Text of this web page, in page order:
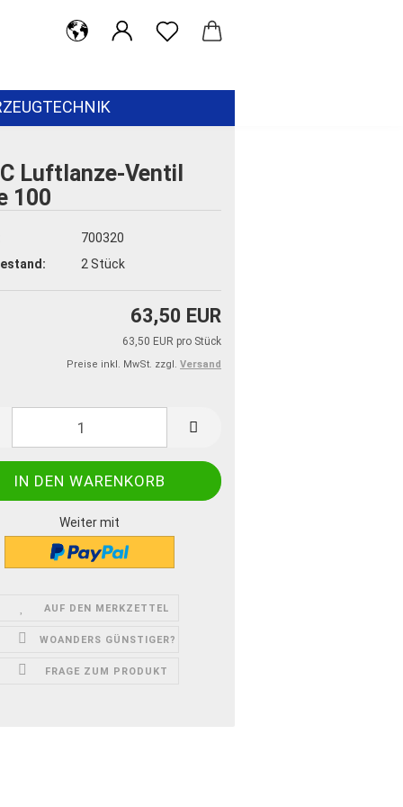
Luftlanze-Ventil
100
700320
2 Stück
63,50 EUR
63,50 EUR pro Stück
Preise inkl. MwSt. zzgl. Versand
Weiter mit
AUF DEN MERKZETTEL
WOANDERS GÜNSTIGER?
FRAGE ZUM PRODUKT